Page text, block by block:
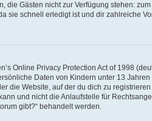
die Gästen nicht zur Verfügung stehen:
sie schnell erledigt ist und dir zahlreiche
Online Privacy Protection Act of 1998
Daten von Kindern unter 13
die Website, auf der du dich zu
und nicht die Anlaufstelle für
gibt?“ behandelt werden.